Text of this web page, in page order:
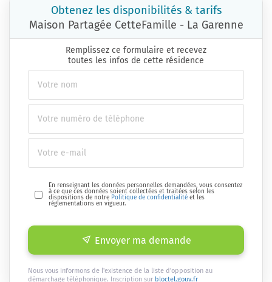
Obtenez les disponibilités & tarifs
Maison Partagée CetteFamille - La Garenne
Remplissez ce formulaire et recevez
toutes les infos de cette résidence
En renseignant les données personnelles demandées, vous consentez
à ce que ces données soient collectées et traitées selon les
dispositions de notre Politique de confidentialité et les
réglementations en vigueur.
Envoyer ma demande
Nous vous informons de l'existence de la liste d'opposition au
démarchage téléphonique. Inscription sur bloctel.gouv.fr